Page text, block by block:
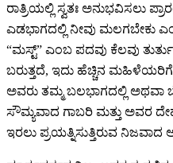
ರಾತ್ರಿಯಲ್ಲಿ ಸ್ವತಃ ಅನುಭವಿಸಲು
ಎಡಭಾಗದಲ್ಲಿ ನೀವು ಮಲಗಬೇಕು
“ಮಸ್ಟ್” ಎಂಬ ಪದವು ಕೆಲವು
ಬರುತ್ತದೆ, ಇದು ಹೆಚ್ಚಿನ ಮಹಿಳೆಯರಿಗೆ
ಅವರು ತಮ್ಮ ಬಲಭಾಗದಲ್ಲಿ ಅಥವಾ
ಸೌಮ್ಯವಾದ ಗಾಬರಿ ಮತ್ತು ಅವರ
ಇರಲು ಪ್ರಯತ್ನಿಸುತ್ತಿರುವ ನಿಜವಾದ